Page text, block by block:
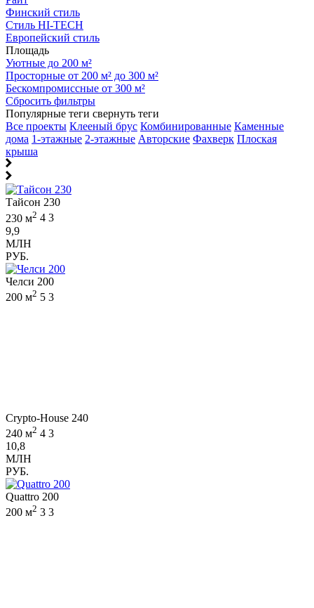
Финский стиль
Стиль HI-TECH
Европейский стиль
Площадь
Уютные до 200 м²
Просторные от 200 м² до 300 м²
Бескомпромиссные от 300 м²
Сбросить фильтры
Популярные теги свернуть теги
Все проекты Клееный брус Комбинированные Каменные
дома 1-этажные 2-этажные Авторские Фахверк Плоская
крыша
Тайсон 230
230 м2 4 3
9,9
МЛН
РУБ.
Челси 200
200 м2 5 3
Crypto-House 240
240 м2 4 3
10,8
МЛН
РУБ.
Quattro 200
200 м2 3 3